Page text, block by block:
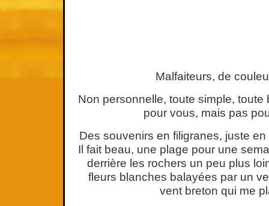
Malfaiteurs, de
Non personnelle, toute simple, toute
pour vous, mais pas
Des souvenirs en filigranes, juste
Il fait beau, une plage pour une
derrière les rochers un peu plus
fleurs blanches balayées par un
vent breton qui me